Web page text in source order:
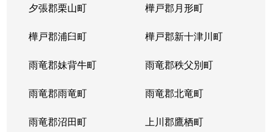
夕張郡栗山町 樺戸郡月形町
樺戸郡浦臼町 樺戸郡新十津川町
雨竜郡妹背牛町 雨竜郡秩父別町
雨竜郡雨竜町 雨竜郡北竜町
雨竜郡沼田町 上川郡鷹栖町